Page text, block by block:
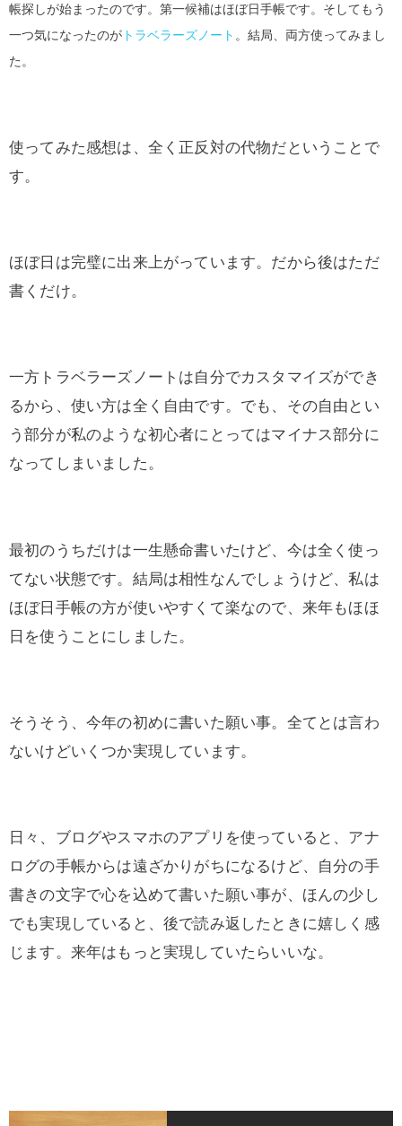
帳探しが始まったのです。第一候補はほぼ日手帳です。そしてもう
一つ気になったのが トラベラーズノート 。結局、両方使ってみまし
た。
使ってみた感想は、全く正反対の代物だということで
す。
ほぼ日は完璧に出来上がっています。だから後はただ
書くだけ。
一方トラベラーズノートは自分でカスタマイズができ
るから、使い方は全く自由です。でも、その自由とい
う部分が私のような初心者にとってはマイナス部分に
なってしまいました。
最初のうちだけは一生懸命書いたけど、今は全く使っ
てない状態です。結局は相性なんでしょうけど、私は
ほぼ日手帳の方が使いやすくて楽なので、来年もほほ
日を使うことにしました。
そうそう、今年の初めに書いた願い事。全てとは言わ
ないけどいくつか実現しています。
日々、ブログやスマホのアプリを使っていると、アナ
ログの手帳からは遠ざかりがちになるけど、自分の手
書きの文字で心を込めて書いた願い事が、ほんの少し
でも実現していると、後で読み返したときに嬉しく感
じます。来年はもっと実現していたらいいな。